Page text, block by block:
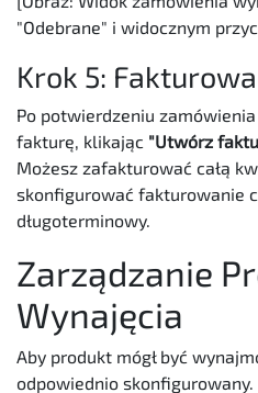
"Odebrane" i widocznym
Krok 5:
Po potwierdzeniu
fakturę, klikając "Utwórz
Możesz zafakturować całą
skonfigurować fakturowanie
długoterminowy.
Zarządzanie
Wynajęcia
Aby produkt mógł być
odpowiednio skonfigurowany.